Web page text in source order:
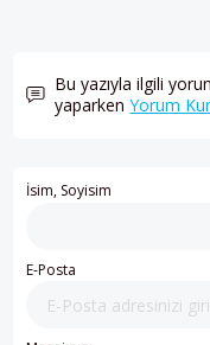
Bu yazıyla ilgili
yaparkenYorum
İsim, Soyisim
E-Posta